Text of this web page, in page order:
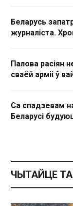
Беларусь
журналіста.
Палова расіян
сваёй арміі ў
Са спадзевам
Беларусі
ЧЫТАЙЦЕ